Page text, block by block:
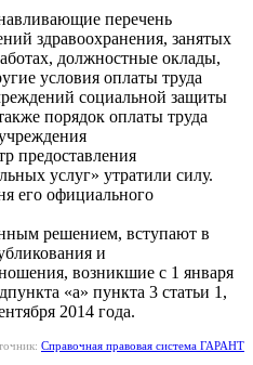
перечень
здравоохранения, занятых
должностные оклады,
условия оплаты труда
социальной защиты
порядок оплаты труда
предоставления
услуг» утратили силу.
его официального
решением, вступают в
и
возникшие с 1 января
«а» пункта 3 статьи 1,
2014 года.
Справочная правовая система ГАРАНТ